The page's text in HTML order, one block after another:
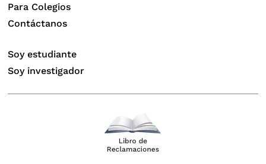
Para Colegios
Contáctanos
Soy estudiante
Soy investigador